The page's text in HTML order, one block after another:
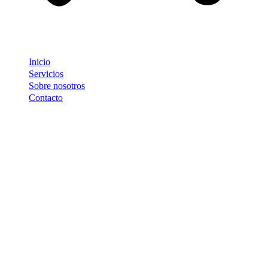
Inicio
Servicios
Sobre nosotros
Contacto